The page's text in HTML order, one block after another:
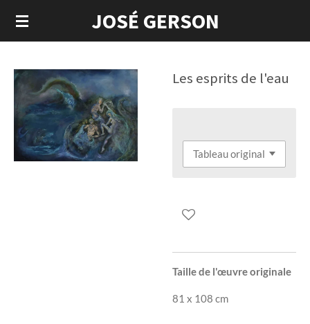
Passer
au
JOSÉ GERSON
Les esprits de l'eau
Taille de l'œuvre originale
81 x 108 cm